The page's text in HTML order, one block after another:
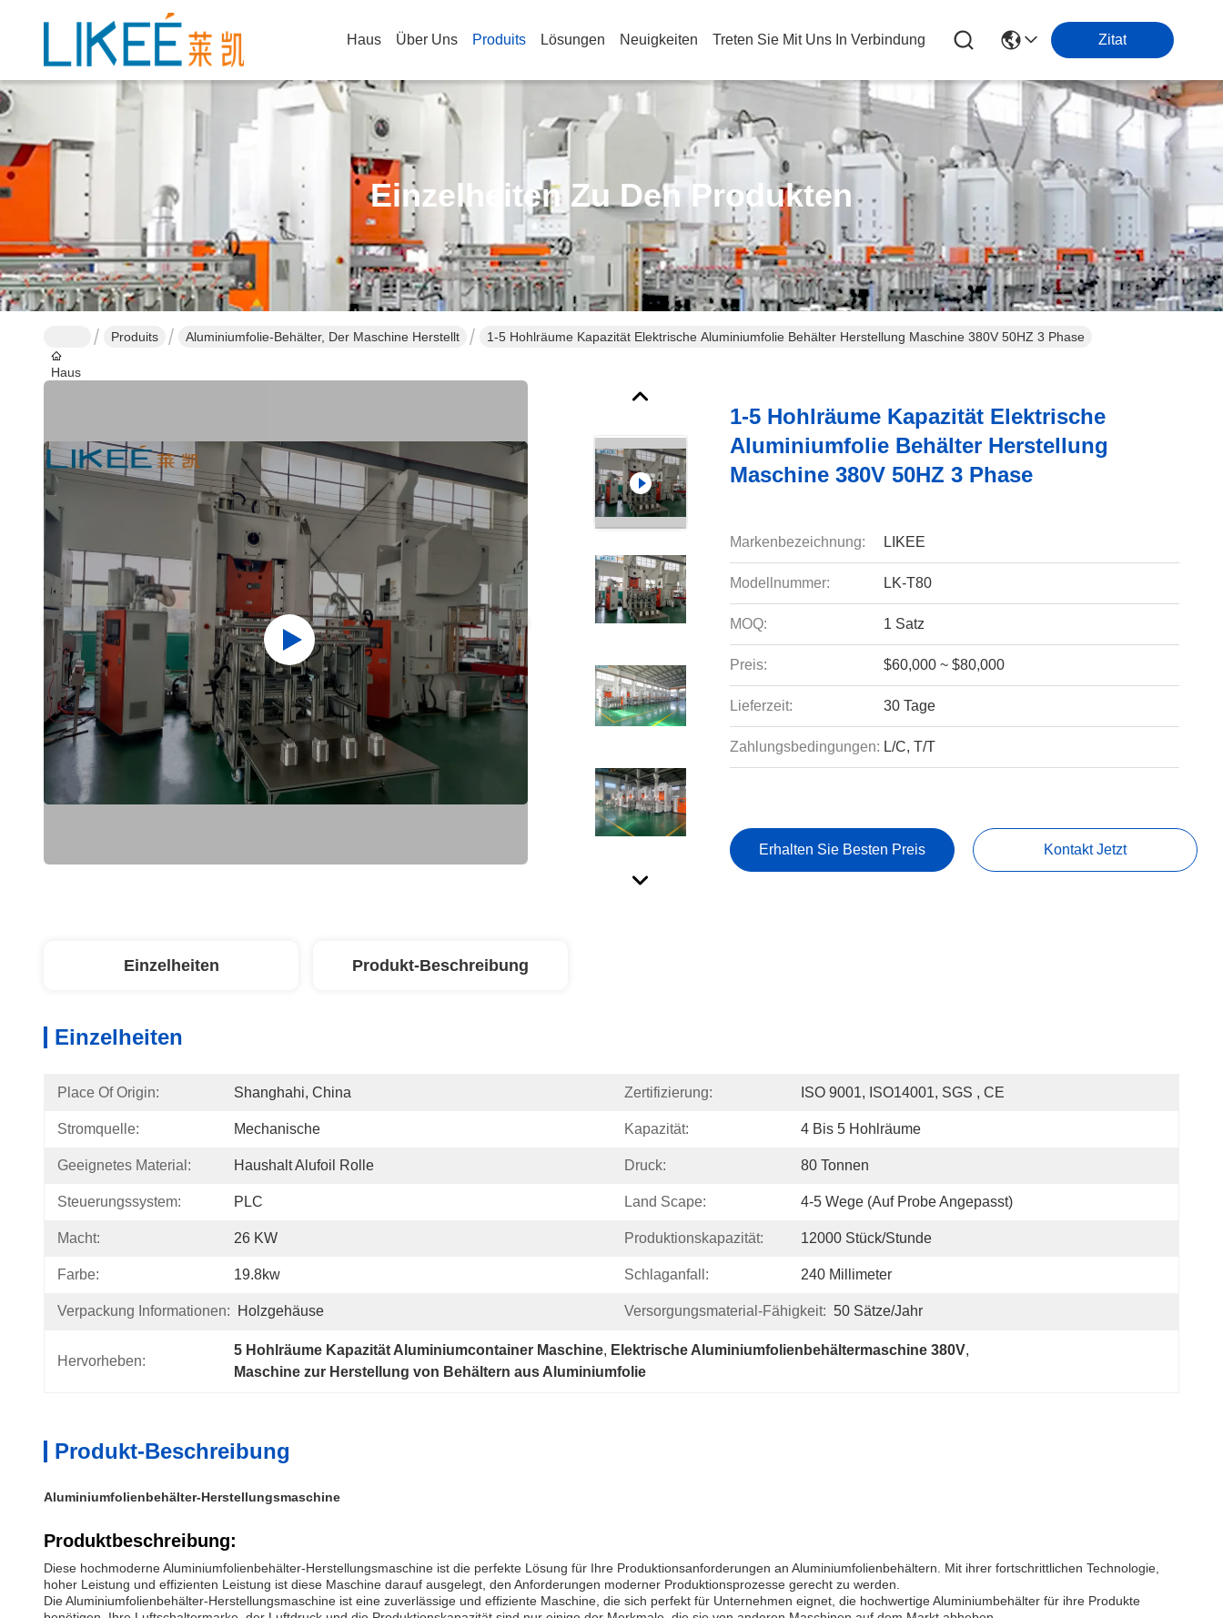
Haus Über Uns Produits Lösungen Neuigkeiten Treten Sie Mit Uns In Verbindung Zitat
Einzelheiten Zu Den Produkten
Haus
Produits Aluminiumfolie-Behälter, Der Maschine Herstellt 1-5 Hohlräume Kapazität Elektrische Aluminiumfolie Behälter Herstellung Maschine 380V 50HZ 3 Phase
1-5 Hohlräume Kapazität Elektrische
Aluminiumfolie Behälter Herstellung
Maschine 380V 50HZ 3 Phase
Markenbezeichnung: LIKEE
Modellnummer: LK-T80
MOQ: 1 Satz
Preis: $60,000 ~ $80,000
Lieferzeit: 30 Tage
Zahlungsbedingungen: L/C, T/T
Erhalten Sie Besten Preis Kontakt Jetzt
Einzelheiten Produkt-Beschreibung
Einzelheiten
Place Of Origin: Shanghahi, China Zertifizierung: ISO 9001, ISO14001, SGS , CE
Stromquelle: Mechanische Kapazität: 4 Bis 5 Hohlräume
Geeignetes Material: Haushalt Alufoil Rolle Druck: 80 Tonnen
Steuerungssystem: PLC Land Scape: 4-5 Wege (auf Probe Angepasst)
Macht: 26 KW Produktionskapazität: 12000 Stück/Stunde
Farbe: 19.8kw Schlaganfall: 240 Millimeter
Verpackung Informationen: Holzgehäuse Versorgungsmaterial-Fähigkeit: 50 Sätze/Jahr
Hervorheben:
5 Hohlräume Kapazität Aluminiumcontainer Maschine, Elektrische Aluminiumfolienbehältermaschine 380V,
Maschine zur Herstellung von Behältern aus Aluminiumfolie
Produkt-Beschreibung
Aluminiumfolienbehälter-Herstellungsmaschine
Produktbeschreibung:
Diese hochmoderne Aluminiumfolienbehälter-Herstellungsmaschine ist die perfekte Lösung für Ihre Produktionsanforderungen an Aluminiumfolienbehältern. Mit ihrer fortschrittlichen Technologie,
hoher Leistung und effizienten Leistung ist diese Maschine darauf ausgelegt, den Anforderungen moderner Produktionsprozesse gerecht zu werden.
Die Aluminiumfolienbehälter-Herstellungsmaschine ist eine zuverlässige und effiziente Maschine, die sich perfekt für Unternehmen eignet, die hochwertige Aluminiumbehälter für ihre Produkte